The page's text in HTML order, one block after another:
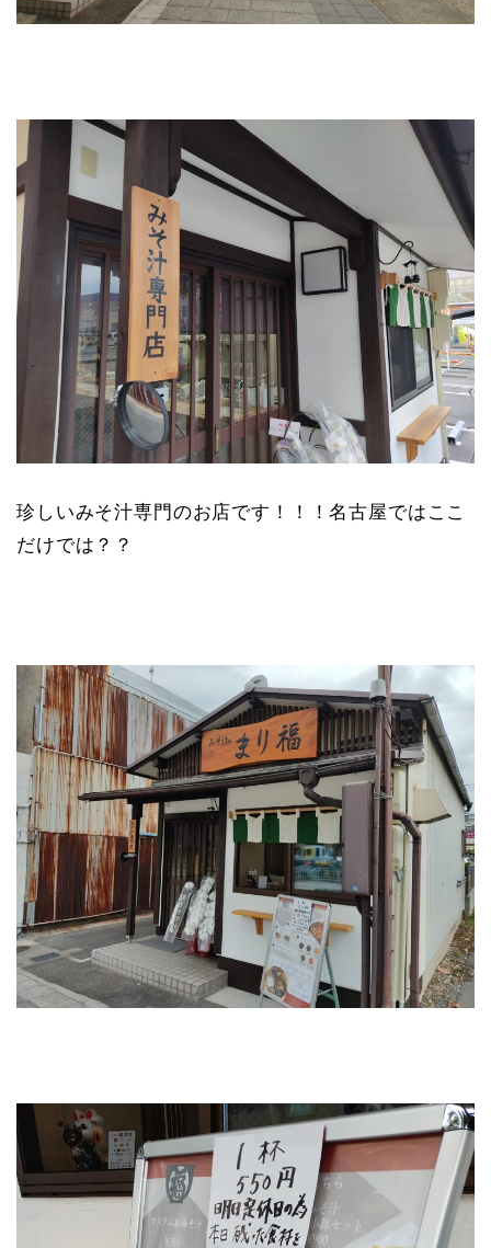
珍しいみそ汁専門のお店です！！！名古屋ではここ
だけでは？？